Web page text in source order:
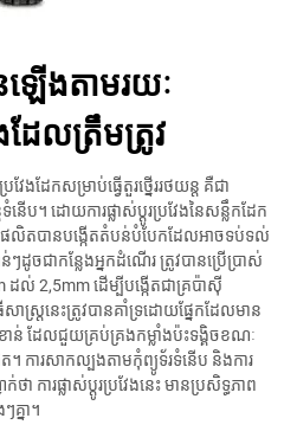
នឡើងតាមរយៈ
ដែលត្រឹមត្រូវ
ែងដែកសម្រាប់ធ្វើតួរថ្នើររថយន្ត គឺជា
នើប។ ដោយការផ្លាស់ប្ដូរប្រវែងនៃសន្លឹកដែក
ផលិតបានបង្កើតតំបន់បំបែកដែលអាចទប់ទល់
ដូចជាកន្លែងអ្នកដំណើរ ត្រូវបានប្រើប្រាស់
ដល់ 2,5mm ដើម្បីបង្កើតជាគ្រប៉ាស៊ី
ាស្ត្រនេះត្រូវបានគាំទ្រដោយផ្នែកដែលមាន
ន់ ដែលជួយគ្រប់គ្រងកម្លាំងប៉ះទង្គិចខណៈ
។ ការសាកល្បងតាមកុំព្យូទ័រទំនើប និងការ
ការផ្លាស់ប្ដូរប្រវែងនេះ មានប្រសិទ្ធភាព
គ្នា។